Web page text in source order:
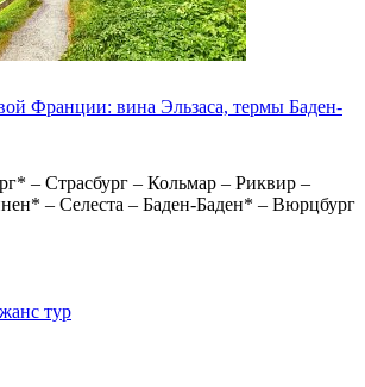
Франции: вина Эльзаса, термы Баден-
– Страсбург – Кольмар – Риквир –
– Селеста – Баден-Баден* – Вюрцбург
тур